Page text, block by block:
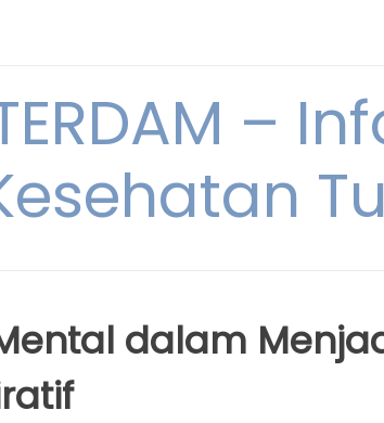
–
dalam